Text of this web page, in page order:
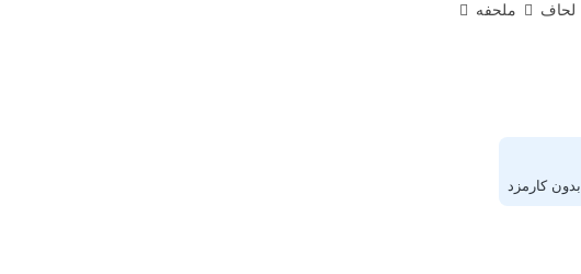
لحاف
ملحفه
بدون کارمزد